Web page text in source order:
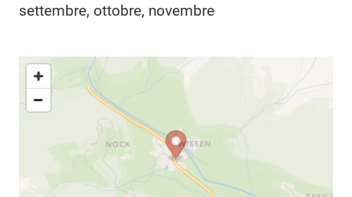
settembre, ottobre, novembre